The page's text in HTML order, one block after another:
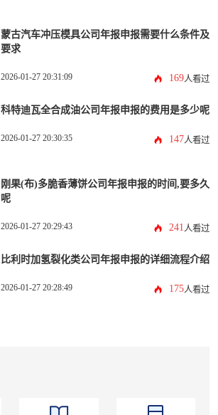
蒙古汽车冲压模具公司年报申报需要什么条件及
要求
2026-01-27 20:31:09 169人看过
科特迪瓦全合成油公司年报申报的费用是多少呢
2026-01-27 20:30:35 147人看过
刚果(布)多脆香薄饼公司年报申报的时间,要多久
呢
2026-01-27 20:29:43 241人看过
比利时加氢裂化类公司年报申报的详细流程介绍
2026-01-27 20:28:49 175人看过